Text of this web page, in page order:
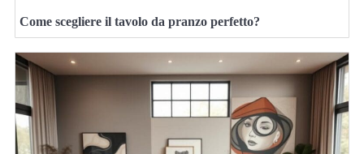
Come scegliere il tavolo da pranzo perfetto?